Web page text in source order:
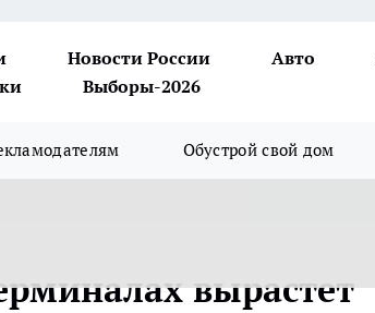
Новости России Авто
Выборы-2026
Обустрой свой дом
вырастет